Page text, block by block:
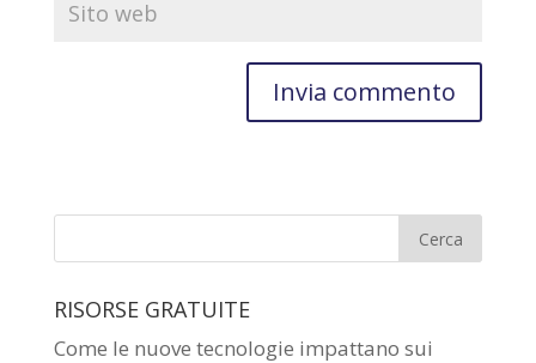
RISORSE GRATUITE
Come le nuove tecnologie impattano sui